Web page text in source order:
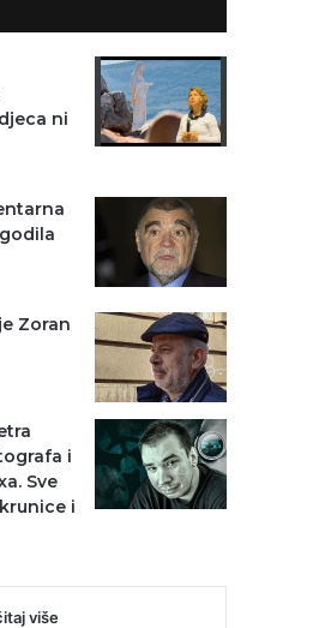
ni
Zoran
i
Sve
i
više